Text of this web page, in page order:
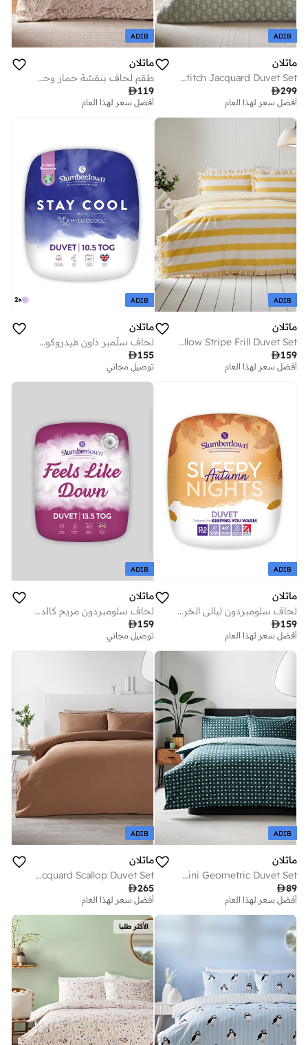
ADIB
ماتلان
Green Stitch Jacquard Duvet Set
299
أفضل سعر لهذا العام
توصيل مجاني
توصيل مجاني
ADIB
ماتلان
طقم لحاف بنقشة حمار وحشي طبيعية من قماش السيرساكر
119
أفضل سعر لهذا العام
ADIB
ماتلان
Yellow Stripe Frill Duvet Set
159
أفضل سعر لهذا العام
توصيل مجاني
+
2 ADIB
ماتلان
لحاف سلَمبر داون هيدروكول . توج
155
توصيل مجاني
ADIB
ماتلان
لحاف سلومبردون ليالي الخريف البيضاء . توج
159
أفضل سعر لهذا العام
توصيل مجاني
توصيل مجاني
ADIB
ماتلان
لحاف سلومبردون مريح كالديفو
159
توصيل مجاني
ADIB
ماتلان
Green Mini Geometric Duvet Set
89
أفضل سعر لهذا العام
ADIB
ماتلان
Natural Jacquard Scallop Duvet Set
265
أفضل سعر لهذا العام
توصيل مجاني
توصيل مجاني
الأكثر طلبا